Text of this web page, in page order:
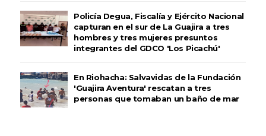
Policía Degua, Fiscalía y Ejército Nacional
capturan en el sur de La Guajira a tres
hombres y tres mujeres presuntos
integrantes del GDCO 'Los Picachú'
En Riohacha: Salvavidas de la Fundación
'Guajira Aventura' rescatan a tres
personas que tomaban un baño de mar